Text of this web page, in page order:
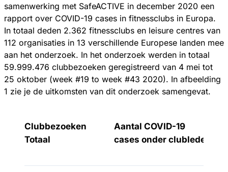
samenwerking met SafeACTIVE in december 2020 een
rapport over COVID-19 cases in fitnessclubs in Europa.
In totaal deden 2.362 fitnessclubs en leisure centres van
112 organisaties in 13 verschillende Europese landen mee
aan het onderzoek. In het onderzoek werden in totaal
59.999.476 clubbezoeken geregistreerd van 4 mei tot
25 oktober (week #19 to week #43 2020). In afbeelding
1 zie je de uitkomsten van dit onderzoek samengevat.
Clubbezoeken
Totaal
Aantal COVID-19
cases onder clubleden